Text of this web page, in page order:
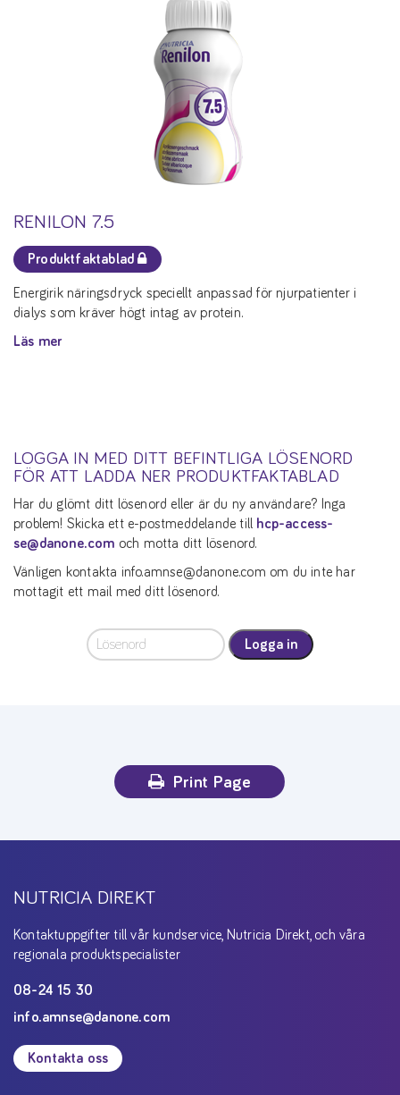
RENILON 7.5
Produktfaktablad
Energirik näringsdryck speciellt anpassad för njurpatienter i
dialys som kräver högt intag av protein.
Läs mer
LOGGA IN MED DITT BEFINTLIGA LÖSENORD
FÖR ATT LADDA NER PRODUKTFAKTABLAD
Har du glömt ditt lösenord eller är du ny användare? Inga
problem! Skicka ett e-postmeddelande till hcp-access-
se@danone.com och motta ditt lösenord.
Vänligen kontakta info.amnse@danone.com om du inte har
mottagit ett mail med ditt lösenord.
Logga in
Print Page
NUTRICIA DIREKT
Kontaktuppgifter till vår kundservice, Nutricia Direkt, och våra
regionala produktspecialister
08-24 15 30
info.amnse@danone.com
Kontakta oss